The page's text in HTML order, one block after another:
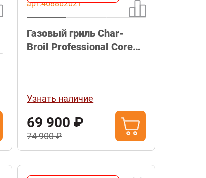
Газовый гриль Char-
Broil Professional Core
Узнать наличие
69 900 ₽
74 900 ₽